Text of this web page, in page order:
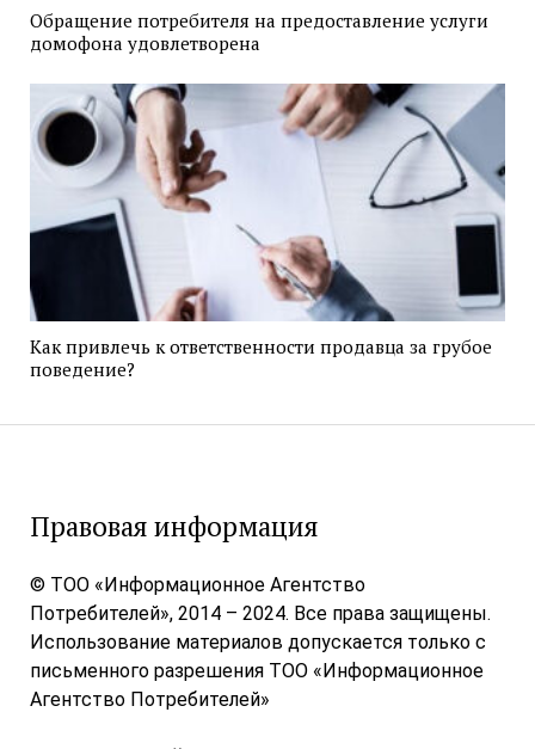
Обращение потребителя на предоставление услуги
домофона удовлетворена
Как привлечь к ответственности продавца за грубое
поведение?
Правовая информация
© ТОО «Информационное Агентство
Потребителей», 2014 – 2024. Все права защищены.
Использование материалов допускается только с
письменного разрешения ТОО «Информационное
Агентство Потребителей»